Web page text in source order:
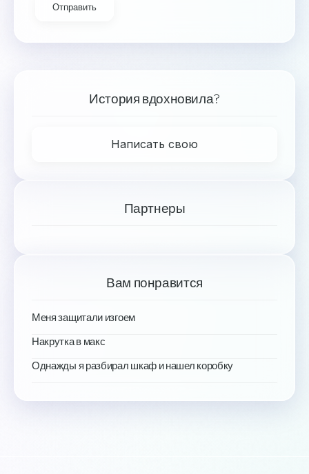
Отправить
История вдохновила?
Написать свою
Партнеры
Вам понравится
Меня защитали изгоем
Накрутка в макс
Однажды я разбирал шкаф и нашел коробку